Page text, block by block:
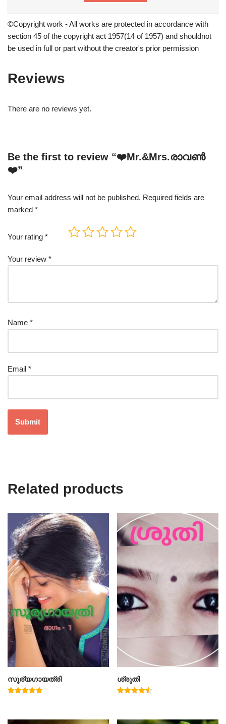
©Copyright work - All works are protected in accordance with
section 45 of the copyright act 1957(14 of 1957) and shouldnot
be used in full or part without the creator's prior permission
Reviews
There are no reviews yet.
Be the first to review “❤️Mr.&Mrs.രാവൺ
❤️”
Your email address will not be published. Required fields are
marked *
Your rating *
Your review *
Name *
Email *
Related products
സൂര്യഗായത്രി ശ്രുതി